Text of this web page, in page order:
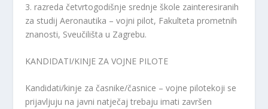
3. razreda četvrtogodišnje srednje škole zainteresiranih
za studij Aeronautika – vojni pilot, Fakulteta prometnih
znanosti, Sveučilišta u Zagrebu.
KANDIDATI/KINJE ZA VOJNE PILOTE
Kandidati/kinje za časnike/časnice – vojne pilotekoji se
prijavljuju na javni natječaj trebaju imati završen